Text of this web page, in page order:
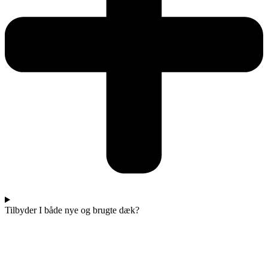
Tilbyder I både nye og brugte dæk?